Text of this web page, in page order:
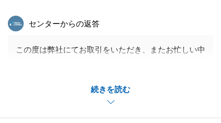
続きを読む
東急リバブル
センターからの返答
この度は弊社にてお取引をいただき、またお忙しい中
大切なご資産のご購入のお手伝いをすることができ、
お引渡しまで無事完了できたこと、大変嬉しく思いま
す。